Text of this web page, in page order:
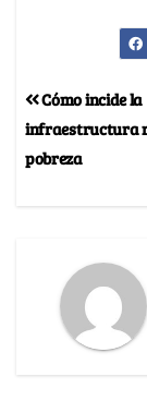
Cómo incide la
infraestructura
pobreza